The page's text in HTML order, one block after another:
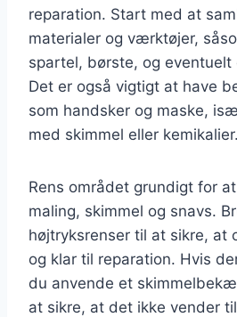
reparation. Start med at
materialer og værktøjer,
spartel, børste, og eventuelt
Det er også vigtigt at have
som handsker og maske,
med skimmel eller kemikalier.
Rens området grundigt for
maling, skimmel og snavs.
højtryksrenser til at sikre, at
og klar til reparation. Hvis
du anvende et
at sikre, at det ikke vender